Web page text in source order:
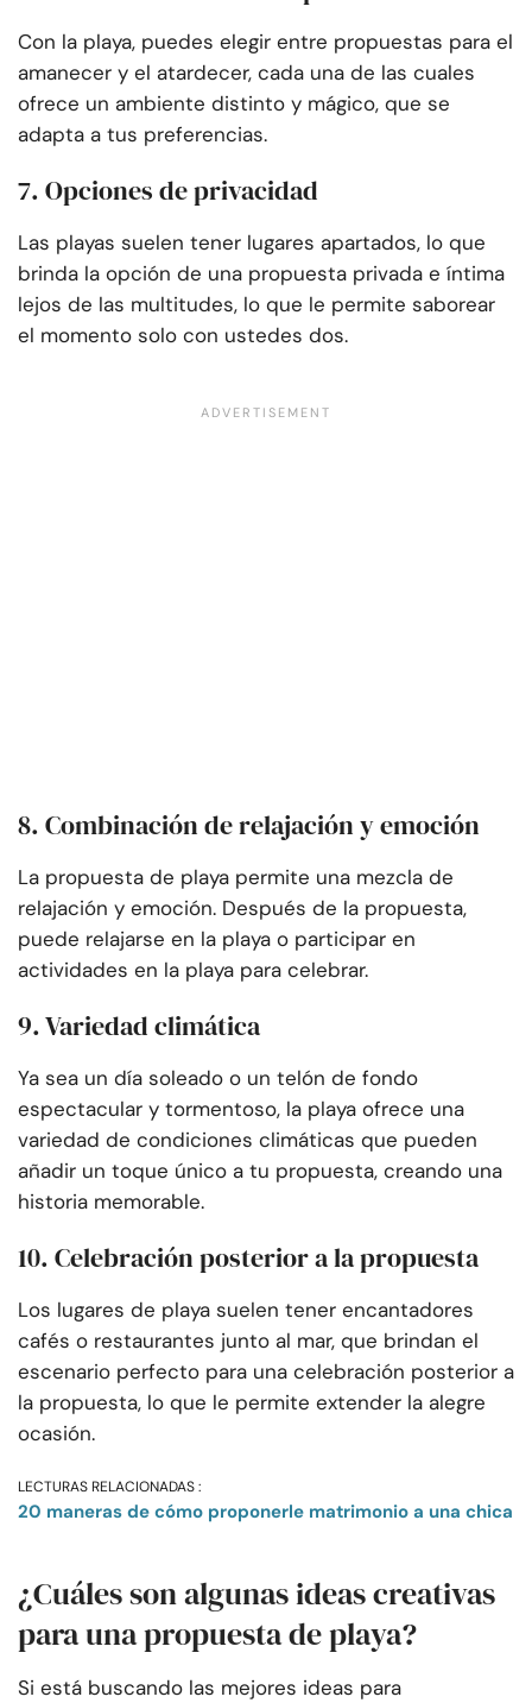
Con la playa, puedes elegir entre propuestas para el
amanecer y el atardecer, cada una de las cuales
ofrece un ambiente distinto y mágico, que se
adapta a tus preferencias.
7. Opciones de privacidad
Las playas suelen tener lugares apartados, lo que
brinda la opción de una propuesta privada e íntima
lejos de las multitudes, lo que le permite saborear
el momento solo con ustedes dos.
8. Combinación de relajación y emoción
La propuesta de playa permite una mezcla de
relajación y emoción. Después de la propuesta,
puede relajarse en la playa o participar en
actividades en la playa para celebrar.
9. Variedad climática
Ya sea un día soleado o un telón de fondo
espectacular y tormentoso, la playa ofrece una
variedad de condiciones climáticas que pueden
añadir un toque único a tu propuesta, creando una
historia memorable.
10. Celebración posterior a la propuesta
Los lugares de playa suelen tener encantadores
cafés o restaurantes junto al mar, que brindan el
escenario perfecto para una celebración posterior a
la propuesta, lo que le permite extender la alegre
ocasión.
LECTURAS RELACIONADAS :
20 maneras de cómo proponerle matrimonio a una chica
¿Cuáles son algunas ideas creativas
para una propuesta de playa?
Si está buscando las mejores ideas para